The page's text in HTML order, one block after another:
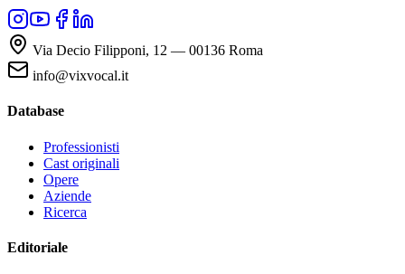
Via Decio Filipponi, 12 — 00136 Roma
info@vixvocal.it
Database
Professionisti
Cast originali
Opere
Aziende
Ricerca
Editoriale